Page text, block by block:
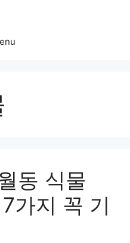
동 식물
가지 꼭 기